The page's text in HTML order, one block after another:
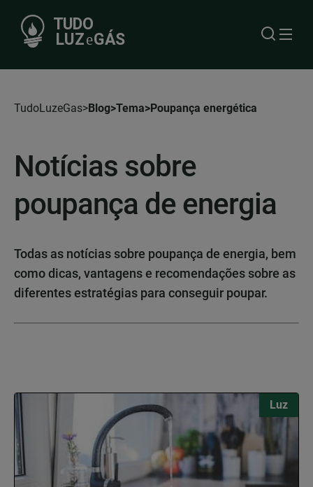
TudoLuzeGas Blog Tema Poupança energética
Notícias sobre
poupança de energia
Todas as notícias sobre poupança de energia, bem
como dicas, vantagens e recomendações sobre as
diferentes estratégias para conseguir poupar.
Luz